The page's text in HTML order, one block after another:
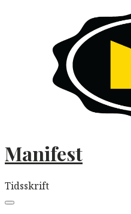
Manifest
Tidsskrift
navigation
Menu